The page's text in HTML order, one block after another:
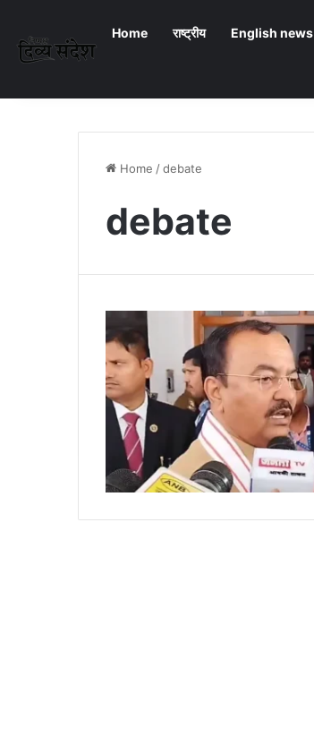
Home राष्ट्रीय English news
Home /debate
debate